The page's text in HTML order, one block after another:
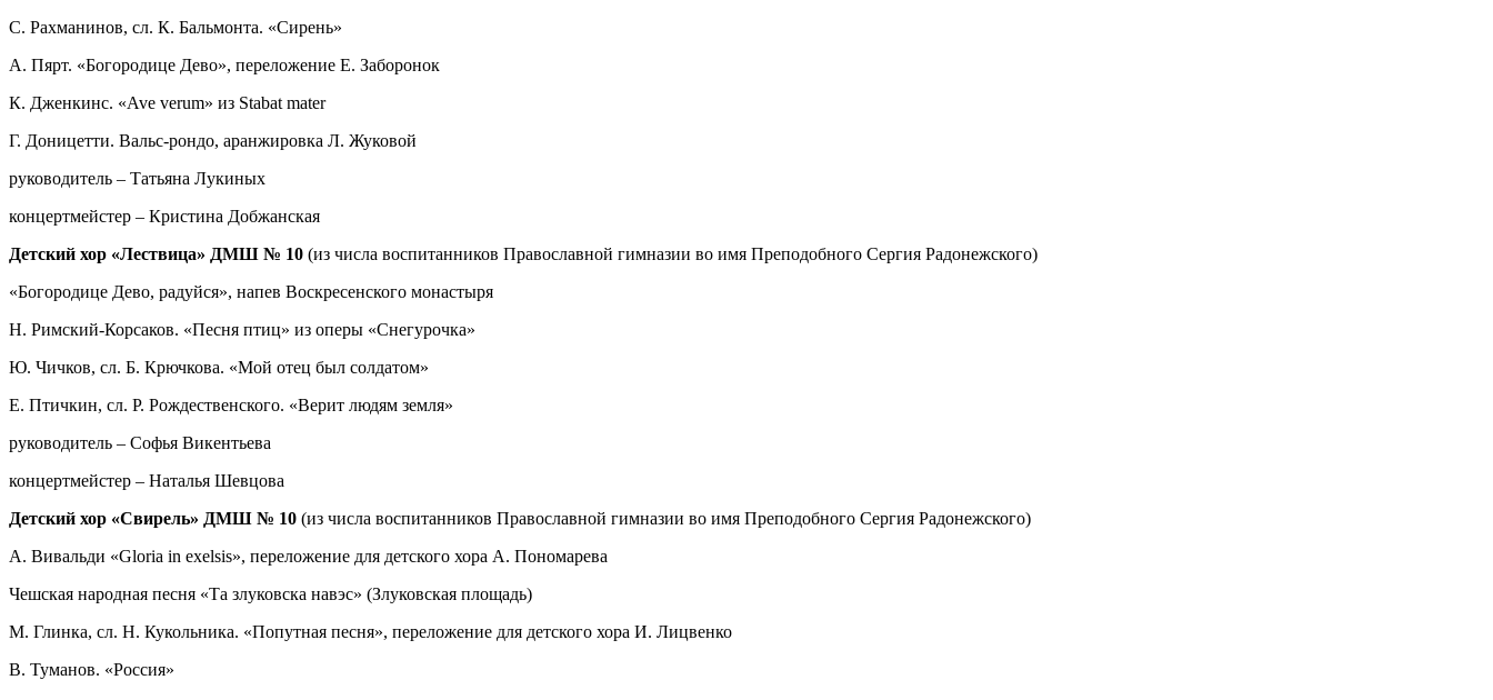
С. Рахманинов, сл. К. Бальмонта. «Сирень»
А. Пярт. «Богородице Дево», переложение Е. Заборонок
К. Дженкинс. «Ave verum» из Stabat mater
Г. Доницетти. Вальс-рондо, аранжировка Л. Жуковой
руководитель – Татьяна Лукиных
концертмейстер – Кристина Добжанская
Детский хор «Лествица» ДМШ № 10 (из числа воспитанников Православной гимназии во имя Преподобного Сергия Радонежского)
«Богородице Дево, радуйся», напев Воскресенского монастыря
Н. Римский-Корсаков. «Песня птиц» из оперы «Снегурочка»
Ю. Чичков, сл. Б. Крючкова. «Мой отец был солдатом»
Е. Птичкин, сл. Р. Рождественского. «Верит людям земля»
руководитель – Софья Викентьева
концертмейстер – Наталья Шевцова
Детский хор «Свирель» ДМШ № 10 (из числа воспитанников Православной гимназии во имя Преподобного Сергия Радонежского)
А. Вивальди «Gloria in exelsis», переложение для детского хора А. Пономарева
Чешская народная песня «Та злуковска навэс» (Злуковская площадь)
М. Глинка, сл. Н. Кукольника. «Попутная песня», переложение для детского хора И. Лицвенко
В. Туманов. «Россия»